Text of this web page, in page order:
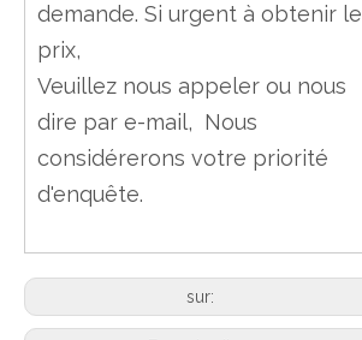
demande. Si urgent à obtenir le
prix,
Veuillez nous appeler ou nous
dire par e-mail, Nous
considérerons votre priorité
d'enquête.
sur: